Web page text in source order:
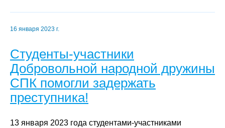
16 января 2023 г.
Студенты-участники
Добровольной народной дружины
СПК помогли задержать
преступника!
13 января 2023 года студентами-участниками